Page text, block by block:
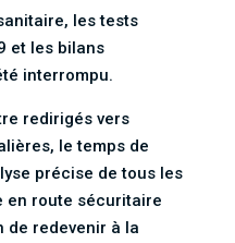
les tests
et les bilans
interrompu.
redirigés vers
le temps de
précise de tous les
en route sécuritaire
redevenir à la